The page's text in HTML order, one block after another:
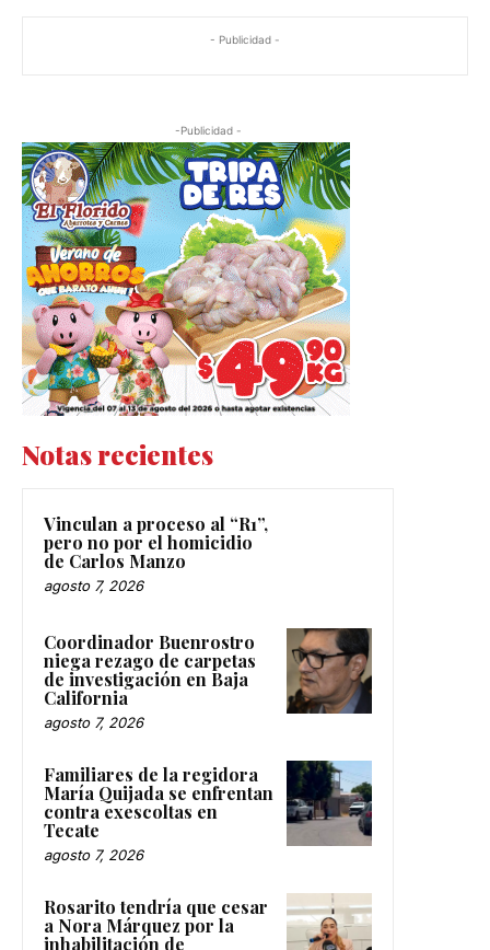
- Publicidad -
-Publicidad -
Notas recientes
Vinculan a proceso al “R1”,
pero no por el homicidio
de Carlos Manzo
agosto 7, 2026
Coordinador Buenrostro
niega rezago de carpetas
de investigación en Baja
California
agosto 7, 2026
Familiares de la regidora
María Quijada se enfrentan
contra exescoltas en
Tecate
agosto 7, 2026
Rosarito tendría que cesar
a Nora Márquez por la
inhabilitación de